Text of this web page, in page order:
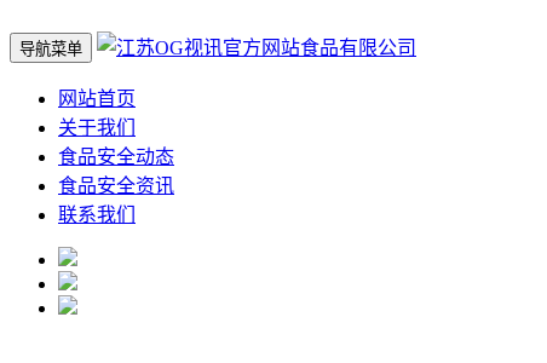
导航菜单
网站首页
关于我们
食品安全动态
食品安全资讯
联系我们